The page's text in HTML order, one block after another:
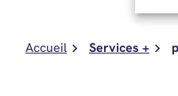
Accueil Services +